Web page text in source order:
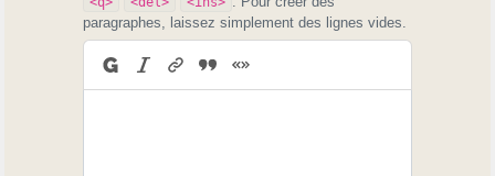
paragraphes, laissez simplement des lignes vides.